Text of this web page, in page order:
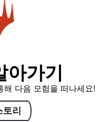
아가기
다음 모험을 떠나세요!
리